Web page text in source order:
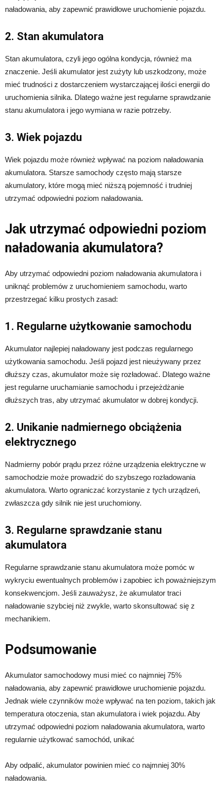
naładowania, aby zapewnić prawidłowe uruchomienie pojazdu.
2. Stan akumulatora
Stan akumulatora, czyli jego ogólna kondycja, również ma
znaczenie. Jeśli akumulator jest zużyty lub uszkodzony, może
mieć trudności z dostarczeniem wystarczającej ilości energii do
uruchomienia silnika. Dlatego ważne jest regularne sprawdzanie
stanu akumulatora i jego wymiana w razie potrzeby.
3. Wiek pojazdu
Wiek pojazdu może również wpływać na poziom naładowania
akumulatora. Starsze samochody często mają starsze
akumulatory, które mogą mieć niższą pojemność i trudniej
utrzymać odpowiedni poziom naładowania.
Jak utrzymać odpowiedni poziom
naładowania akumulatora?
Aby utrzymać odpowiedni poziom naładowania akumulatora i
uniknąć problemów z uruchomieniem samochodu, warto
przestrzegać kilku prostych zasad:
1. Regularne użytkowanie samochodu
Akumulator najlepiej naładowany jest podczas regularnego
użytkowania samochodu. Jeśli pojazd jest nieużywany przez
dłuższy czas, akumulator może się rozładować. Dlatego ważne
jest regularne uruchamianie samochodu i przejeżdżanie
dłuższych tras, aby utrzymać akumulator w dobrej kondycji.
2. Unikanie nadmiernego obciążenia
elektrycznego
Nadmierny pobór prądu przez różne urządzenia elektryczne w
samochodzie może prowadzić do szybszego rozładowania
akumulatora. Warto ograniczać korzystanie z tych urządzeń,
zwłaszcza gdy silnik nie jest uruchomiony.
3. Regularne sprawdzanie stanu
akumulatora
Regularne sprawdzanie stanu akumulatora może pomóc w
wykryciu ewentualnych problemów i zapobiec ich poważniejszym
konsekwencjom. Jeśli zauważysz, że akumulator traci
naładowanie szybciej niż zwykle, warto skonsultować się z
mechanikiem.
Podsumowanie
Akumulator samochodowy musi mieć co najmniej 75%
naładowania, aby zapewnić prawidłowe uruchomienie pojazdu.
Jednak wiele czynników może wpływać na ten poziom, takich jak
temperatura otoczenia, stan akumulatora i wiek pojazdu. Aby
utrzymać odpowiedni poziom naładowania akumulatora, warto
regularnie użytkować samochód, unikać
Aby odpalić, akumulator powinien mieć co najmniej 30%
naładowania.